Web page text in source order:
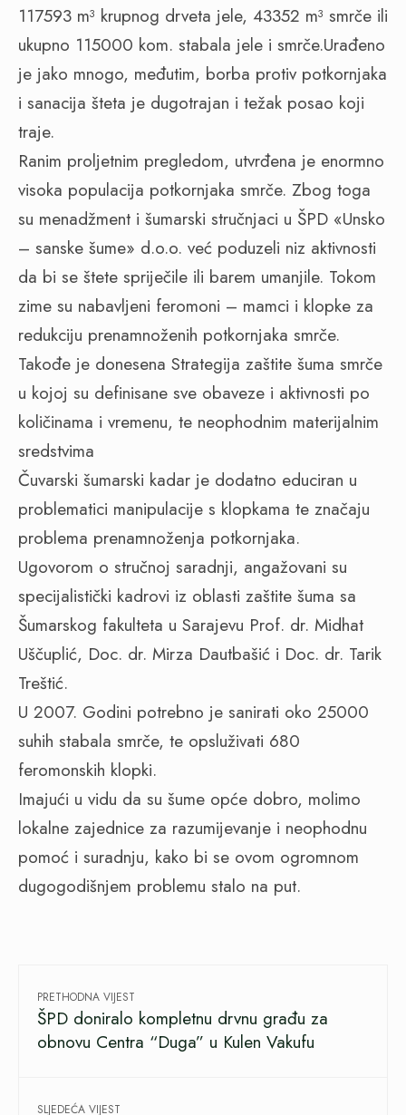
117593 m³ krupnog drveta jele, 43352 m³ smrče ili
ukupno 115000 kom. stabala jele i smrče.Urađeno
je jako mnogo, međutim, borba protiv potkornjaka
i sanacija šteta je dugotrajan i težak posao koji
traje.
Ranim proljetnim pregledom, utvrđena je enormno
visoka populacija potkornjaka smrče. Zbog toga
su menadžment i šumarski stručnjaci u ŠPD «Unsko
– sanske šume» d.o.o. već poduzeli niz aktivnosti
da bi se štete spriječile ili barem umanjile. Tokom
zime su nabavljeni feromoni – mamci i klopke za
redukciju prenamnoženih potkornjaka smrče.
Takođe je donesena Strategija zaštite šuma smrče
u kojoj su definisane sve obaveze i aktivnosti po
količinama i vremenu, te neophodnim materijalnim
sredstvima
Čuvarski šumarski kadar je dodatno educiran u
problematici manipulacije s klopkama te značaju
problema prenamnoženja potkornjaka.
Ugovorom o stručnoj saradnji, angažovani su
specijalistički kadrovi iz oblasti zaštite šuma sa
Šumarskog fakulteta u Sarajevu Prof. dr. Midhat
Uščuplić, Doc. dr. Mirza Dautbašić i Doc. dr. Tarik
Treštić.
U 2007. Godini potrebno je sanirati oko 25000
suhih stabala smrče, te opsluživati 680
feromonskih klopki.
Imajući u vidu da su šume opće dobro, molimo
lokalne zajednice za razumijevanje i neophodnu
pomoć i suradnju, kako bi se ovom ogromnom
dugogodišnjem problemu stalo na put.
PRETHODNA VIJEST
ŠPD doniralo kompletnu drvnu građu za
obnovu Centra “Duga” u Kulen Vakufu
SLJEDEĆA VIJEST